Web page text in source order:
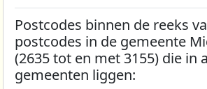
Postcodes binnen de reeks
postcodes in de gemeente
(2635 tot en met 3155) die in
gemeenten liggen: